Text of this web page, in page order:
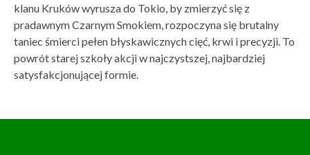
klanu Kruków wyrusza do Tokio, by zmierzyć się z
pradawnym Czarnym Smokiem, rozpoczyna się brutalny
taniec śmierci pełen błyskawicznych cięć, krwi i precyzji. To
powrót starej szkoły akcji w najczystszej, najbardziej
satysfakcjonującej formie.